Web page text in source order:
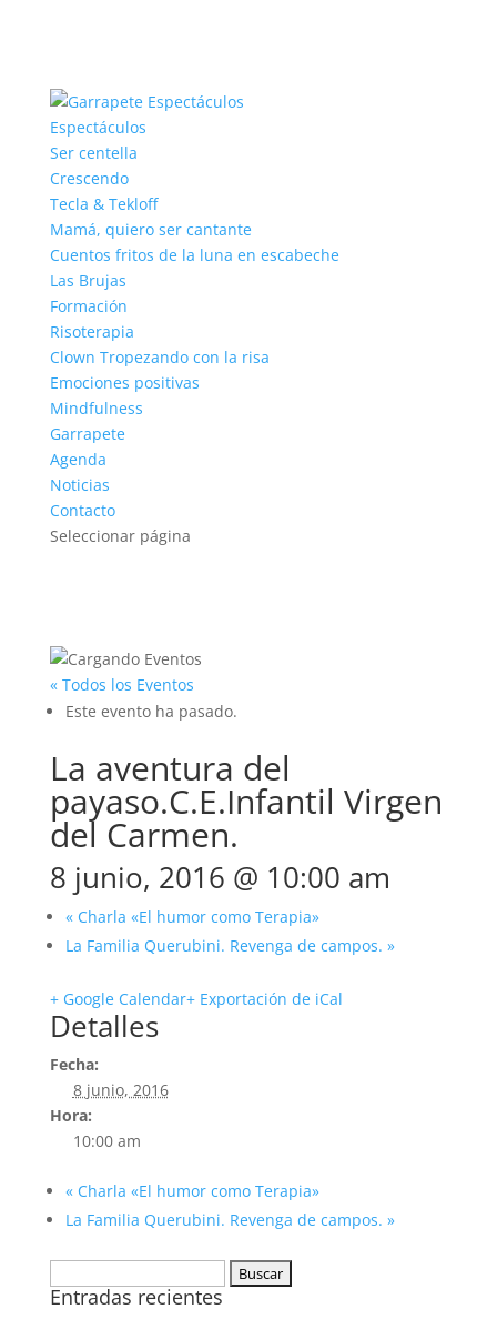
Espectáculos
Ser centella
Crescendo
Tecla & Tekloff
Mamá, quiero ser cantante
Cuentos fritos de la luna en escabeche
Las Brujas
Formación
Risoterapia
Clown Tropezando con la risa
Emociones positivas
Mindfulness
Garrapete
Agenda
Noticias
Contacto
Seleccionar página
« Todos los Eventos
Este evento ha pasado.
La aventura del
payaso.C.E.Infantil Virgen
del Carmen.
8 junio, 2016 @ 10:00 am
«Charla «El humor como Terapia»
La Familia Querubini. Revenga de campos. »
+ Google Calendar+ Exportación de iCal
Detalles
Fecha:
8 junio, 2016
Hora:
10:00 am
«Charla «El humor como Terapia»
La Familia Querubini. Revenga de campos. »
Entradas recientes